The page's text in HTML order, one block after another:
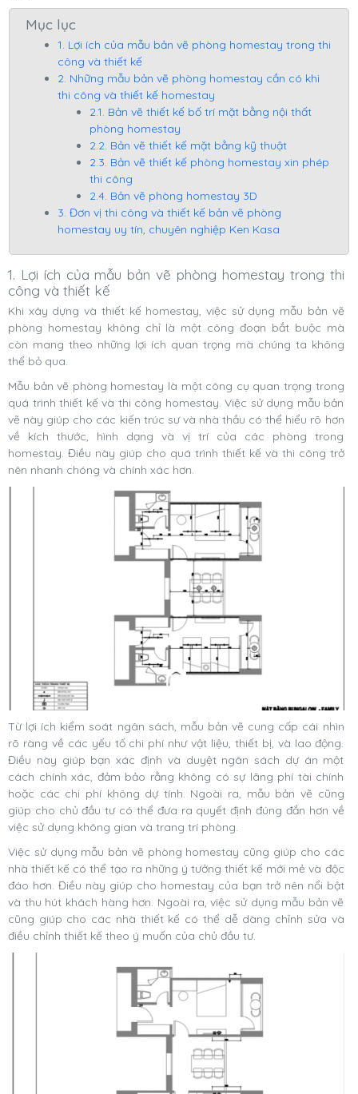
Mục lục
1. Lợi ích của mẫu bản vẽ phòng homestay trong thi
công và thiết kế
2. Những mẫu bản vẽ phòng homestay cần có khi
thi công và thiết kế homestay
2.1. Bản vẽ thiết kế bố trí mặt bằng nội thất
phòng homestay
2.2. Bản vẽ thiết kế mặt bằng kỹ thuật
2.3. Bản vẽ thiết kế phòng homestay xin phép
thi công
2.4. Bản vẽ phòng homestay 3D
3. Đơn vị thi công và thiết kế bản vẽ phòng
homestay uy tín, chuyên nghiệp Ken Kasa
1. Lợi ích của mẫu bản vẽ phòng homestay trong thi
công và thiết kế
Khi xây dựng và thiết kế homestay, việc sử dụng mẫu bản vẽ
phòng homestay không chỉ là một công đoạn bắt buộc mà
còn mang theo những lợi ích quan trọng mà chúng ta không
thể bỏ qua.
Mẫu bản vẽ phòng homestay là một công cụ quan trọng trong
quá trình thiết kế và thi công homestay. Việc sử dụng mẫu bản
vẽ này giúp cho các kiến trúc sư và nhà thầu có thể hiểu rõ hơn
về kích thước, hình dạng và vị trí của các phòng trong
homestay. Điều này giúp cho quá trình thiết kế và thi công trở
nên nhanh chóng và chính xác hơn.
Từ lợi ích kiểm soát ngân sách, mẫu bản vẽ cung cấp cái nhìn
rõ ràng về các yếu tố chi phí như vật liệu, thiết bị, và lao động.
Điều này giúp bạn xác định và duyệt ngân sách dự án một
cách chính xác, đảm bảo rằng không có sự lãng phí tài chính
hoặc các chi phí không dự tính. Ngoài ra, mẫu bản vẽ cũng
giúp cho chủ đầu tư có thể đưa ra quyết định đúng đắn hơn về
việc sử dụng không gian và trang trí phòng.
Việc sử dụng mẫu bản vẽ phòng homestay cũng giúp cho các
nhà thiết kế có thể tạo ra những ý tưởng thiết kế mới mẻ và độc
đáo hơn. Điều này giúp cho homestay của bạn trở nên nổi bật
và thu hút khách hàng hơn. Ngoài ra, việc sử dụng mẫu bản vẽ
cũng giúp cho các nhà thiết kế có thể dễ dàng chỉnh sửa và
điều chỉnh thiết kế theo ý muốn của chủ đầu tư.